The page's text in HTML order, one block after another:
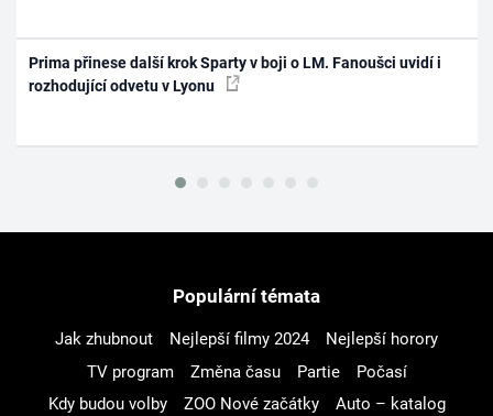
Prima přinese další krok Sparty v boji o LM. Fanoušci uvidí i
rozhodující odvetu v Lyonu
Populární témata
Jak zhubnout Nejlepší filmy 2024
Nejlepší horory
TV program
Změna času Partie
Počasí
Kdy budou volby
ZOO Nové začátky
Auto – katalog